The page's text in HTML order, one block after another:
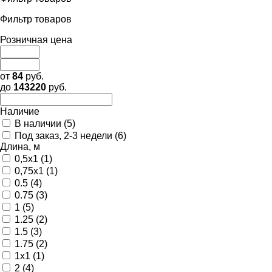
Фильтр товаров
Розничная цена
от 84 руб.
до 143220 руб.
Наличие
В наличии (5)
Под заказ, 2-3 недели (6)
Длина, м
0,5х1 (1)
0,75х1 (1)
0.5 (4)
0.75 (3)
1 (5)
1.25 (2)
1.5 (3)
1.75 (2)
1х1 (1)
2 (4)